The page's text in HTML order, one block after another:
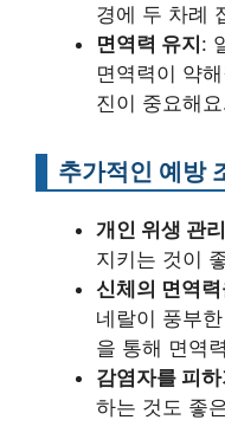
경에 두 차례
면역력 유지 :
면역력이 약
진이 중요해
추가적인 예방
개인 위생 관리
지키는 것이
신체의 면역
네랄이 풍부
을 통해 면역
감염자를 피하
하는 것도 좋